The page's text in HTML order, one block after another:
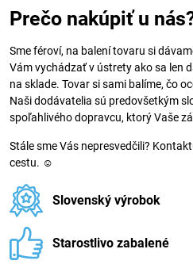
Prečo nakúpiť u
Sme féroví, na balení tovaru si
Vám vychádzať v ústrety ako sa len
na sklade. Tovar si sami balíme, čo
Naši dodávatelia sú predovšetkým
spoľahlivého dopravcu, ktorý Vaše
Stále sme Vás nepresvedčili?
cestu. ☺
Slovenský výrobok
Starostlivo zabalené